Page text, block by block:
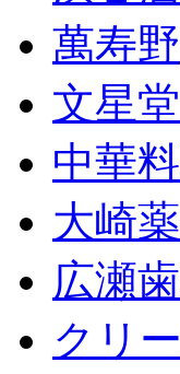
萬寿野
文星
中華
大崎
広瀬
クリ